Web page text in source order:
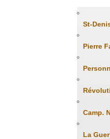
St-
Pierre
Camp.
La